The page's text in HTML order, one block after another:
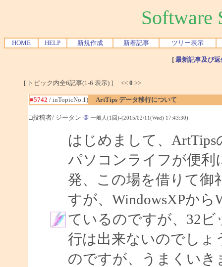
Software
HOME HELP 新規作成 新着記事 ツリー表示
[ 最新記事及び
[ トピック内全6記事(1-6 表示) ] << 0 >>
■5742 / inTopicNo.1) ArtTips データ移行について
□投稿者/ ジータン ＠ 一般人(1回)-(2015/02/11(Wed) 17:43:30)
はじめまして、
パソコンライフが便利
発、この場を借りて御
すが、WindowsXPから
ているのですが、32
行は出来ないのでしょ
のですが、うまくい